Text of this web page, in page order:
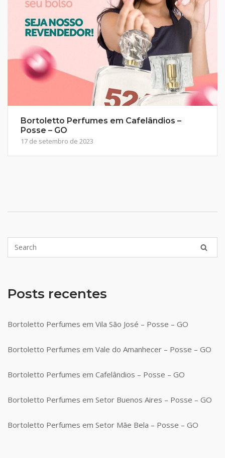
Bortoletto Perfumes em Cafelândios –
Posse – GO
17 de setembro de 2023
Posts recentes
Bortoletto Perfumes em Vila São José – Posse – GO
Bortoletto Perfumes em Vale do Amanhecer – Posse – GO
Bortoletto Perfumes em Cafelândios – Posse – GO
Bortoletto Perfumes em Setor Buenos Aires – Posse – GO
Bortoletto Perfumes em Setor Mãe Bela – Posse – GO